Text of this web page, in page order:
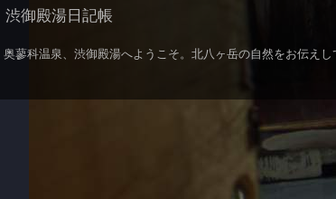
渋御殿湯日記帳
奥蓼科温泉、渋御殿湯へようこそ。北八ヶ岳の自然をお伝えし